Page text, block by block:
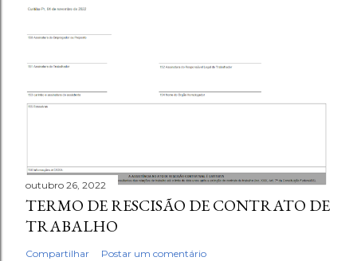
outubro 26, 2022
TERMO DE RESCISÃO DE CONTRATO DE
TRABALHO
Compartilhar Postar um comentário